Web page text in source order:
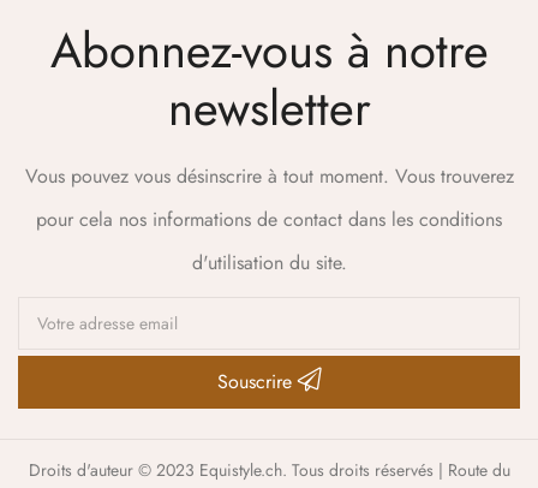
Abonnez-vous à notre
newsletter
Vous pouvez vous désinscrire à tout moment. Vous trouverez
pour cela nos informations de contact dans les conditions
d'utilisation du site.
Souscrire
Droits d'auteur © 2023 Equistyle.ch. Tous droits réservés | Route du